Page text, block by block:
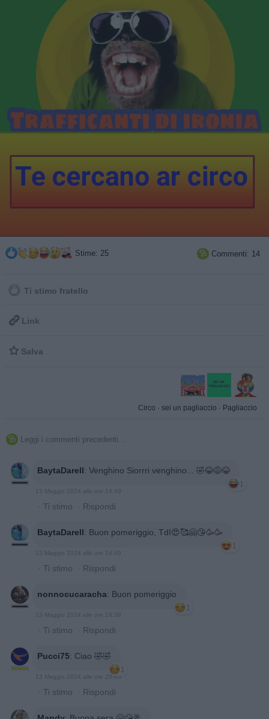
Stime: 25  Commenti: 14
Ti stimo fratello
 Link
 Salva
Circo · sei un pagliaccio · Pagliaccio
 Leggi i commenti precedenti...
BaytaDarell: Venghino Siorrri venghino... 🤣😂😅😂
1
· Ti stimo · Rispondi
BaytaDarell: Buon pomeriggio, TdI😍🥰🤗😘🥳🥳
1
· Ti stimo · Rispondi
nonnocucaracha: Buon pomeriggio
1
· Ti stimo · Rispondi
Pucci75: Ciao 🤣🤣
1
13 Maggio 2024 alle ore 20:45
· Ti stimo · Rispondi